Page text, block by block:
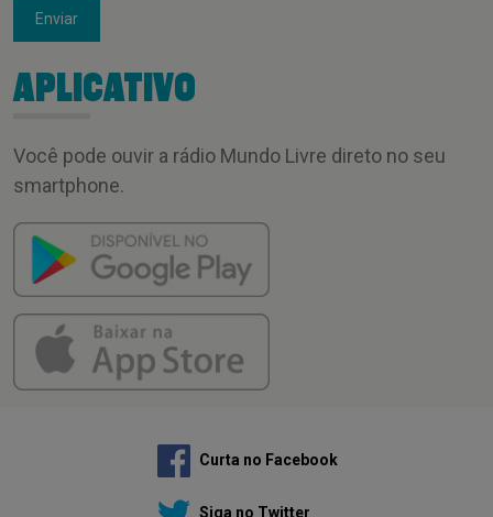
Enviar
APLICATIVO
Você pode ouvir a rádio Mundo Livre direto no seu
smartphone.
Curta no Facebook
Siga no Twitter